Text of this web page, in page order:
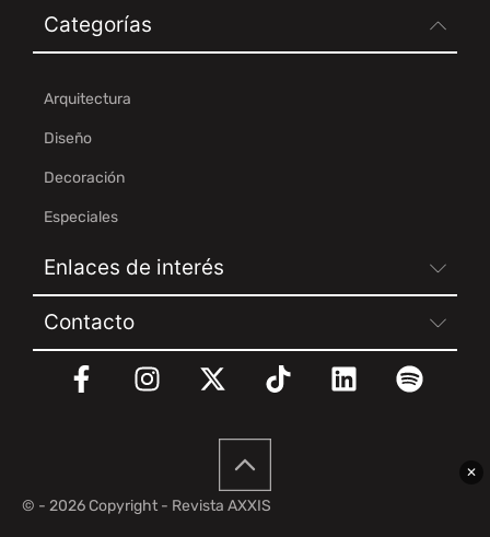
✕
Categorías
Arquitectura
Diseño
Decoración
Especiales
Enlaces de interés
Contacto
© - 2026 Copyright - Revista AXXIS